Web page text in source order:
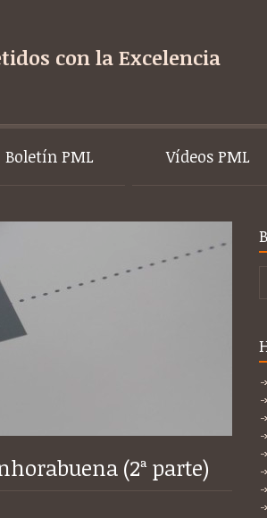
con la Excelencia
Boletín PML Vídeos PML
(2ª parte)